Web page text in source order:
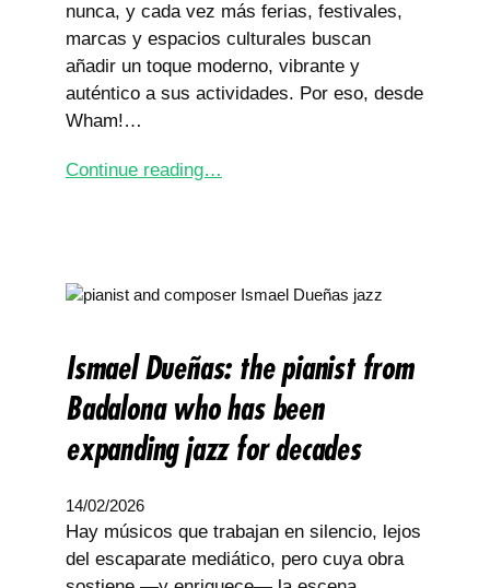
nunca, y cada vez más ferias, festivales,
marcas y espacios culturales buscan
añadir un toque moderno, vibrante y
auténtico a sus actividades. Por eso, desde
Wham!…
Continue reading…
Ismael Dueñas: the pianist from
Badalona who has been
expanding jazz for decades
14/02/2026
Hay músicos que trabajan en silencio, lejos
del escaparate mediático, pero cuya obra